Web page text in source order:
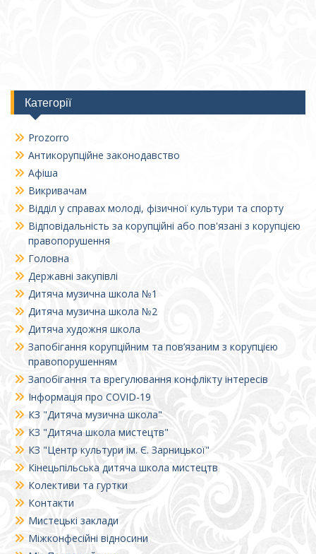
Категорії
Prozorro
Антикорупційне законодавство
Афіша
Викривачам
Відділ у справах молоді, фізичної культури та спорту
Відповідальність за корупційні або пов'язані з корупцією
правопорушення
Головна
Державні закупівлі
Дитяча музична школа №1
Дитяча музична школа №2
Дитяча художня школа
Запобігання корупційним та пов’язаним з корупцією
правопорушенням
Запобігання та врегулювання конфлікту інтересів
Інформація про COVID-19
КЗ "Дитяча музична школа"
КЗ "Дитяча школа мистецтв"
КЗ "Центр культури ім. Є. Зарницької"
Кінецьпільська дитяча школа мистецтв
Колективи та гуртки
Контакти
Мистецькі заклади
Міжконфесійні відносини